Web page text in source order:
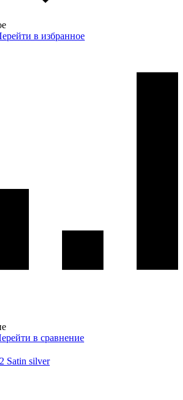
в избранное
в сравнение
Satin silver